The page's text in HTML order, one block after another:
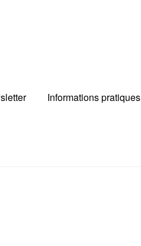
Informations pratiques